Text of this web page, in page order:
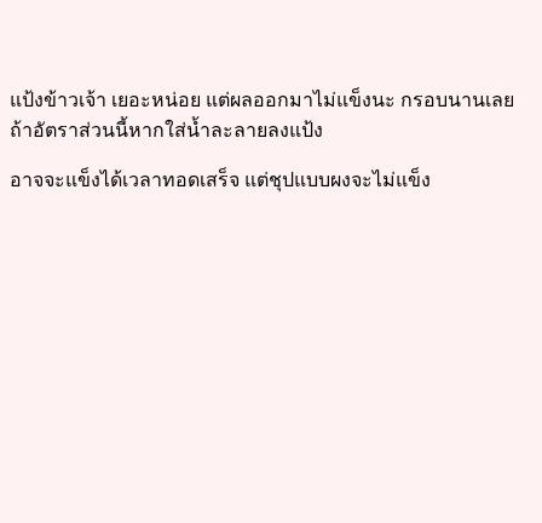
แป้งข้าวเจ้า เยอะหน่อย แต่ผลออกมาไม่แข็งนะ กรอบนานเลย
ถ้าอัตราส่วนนี้หากใส่น้ำละลายลงแป้ง
อาจจะแข็งได้เวลาทอดเสร็จ แต่ชุปแบบผงจะไม่แข็ง